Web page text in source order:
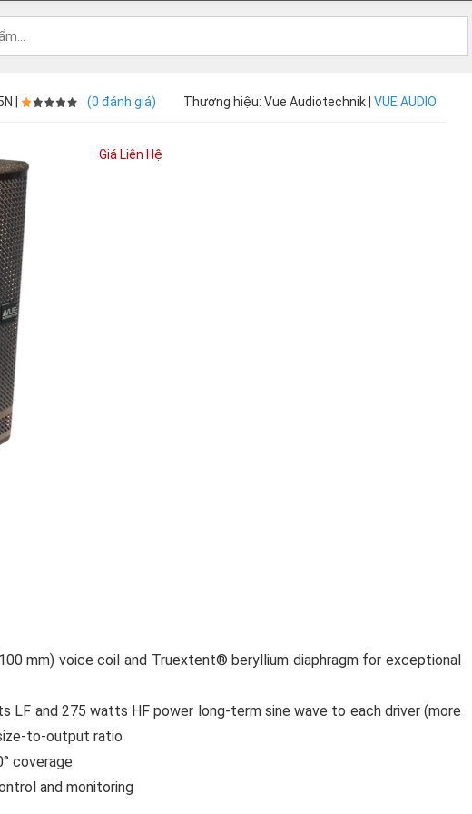
| (0 đánh giá) Thương hiệu: Vue Audiotechnik | VUE AUDIO
Giá Liên Hệ
mm) voice coil and Truextent® beryllium diaphragm for exceptional
LF and 275 watts HF power long-term sine wave to each driver (more
to-output ratio
coverage
and monitoring